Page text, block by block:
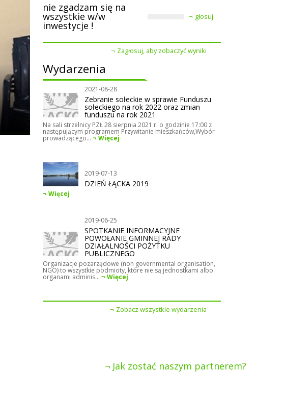
nie zgadzam się na
wszystkie w/w
inwestycje !
głosuj
Zagłosuj, aby zobaczyć wyniki
Wydarzenia
2021-08-28
Zebranie sołeckie w sprawie Funduszu
sołeckiego na rok 2022 oraz zmian
funduszu na rok 2021
Na sali strzelnicy PZŁ 28 sierpnia 2021 r. o godzinie 17:00 z
następującym programem Przywitanie mieszkańców,Wybór
prowadzącego... Więcej
2019-07-13
DZIEŃ ŁĄCKA 2019
Więcej
2019-06-25
SPOTKANIE INFORMACYJNE
POWOŁANIE GMINNEJ RADY
DZIAŁALNOŚCI POŻYTKU
PUBLICZNEGO
Organizacje pozarządowe (non governmental organisation,
NGO) to wszystkie podmioty, które nie są jednostkami albo
organami adminis... Więcej
Zobacz wszystkie wydarzenia
Jak zostać naszym partnerem?